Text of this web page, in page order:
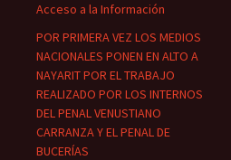
Acceso a la Información
POR PRIMERA VEZ LOS MEDIOS
NACIONALES PONEN EN ALTO A
NAYARIT POR EL TRABAJO
REALIZADO POR LOS INTERNOS
DEL PENAL VENUSTIANO
CARRANZA Y EL PENAL DE
BUCERÍAS